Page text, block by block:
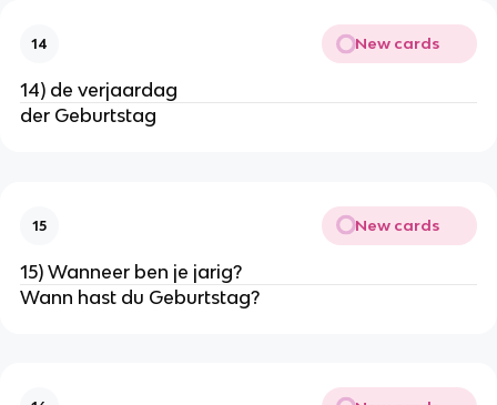
14 New cards
14) de verjaardag
der Geburtstag
15 New cards
15) Wanneer ben je jarig?
Wann hast du Geburtstag?